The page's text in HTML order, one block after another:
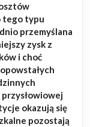
tego typu
przemyślana
zysk z
i choć
okazują się
pozostają